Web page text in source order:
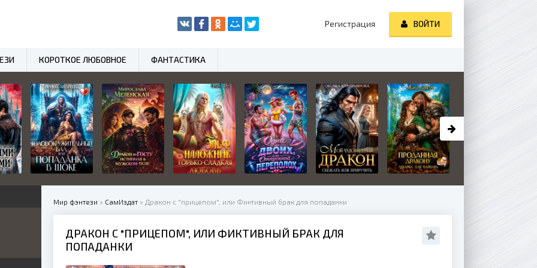
Мир фэнтези » СамИздат » Дракон с "прицепом", или Фиктивный брак для попаданки
ДРАКОН С "ПРИЦЕПОМ", ИЛИ ФИКТИВНЫЙ БРАК ДЛЯ
ПОПАДАНКИ
Регистрация ВОЙТИ
КОРОТКОЕ ЛЮБОВНОЕ ФАНТАСТИКА